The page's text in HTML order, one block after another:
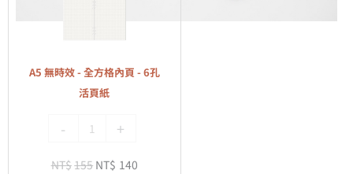
全
方
內
-
A5 無時效 - 全方格內頁 - 6孔
活頁紙
- +
NT$155 NT$ 140